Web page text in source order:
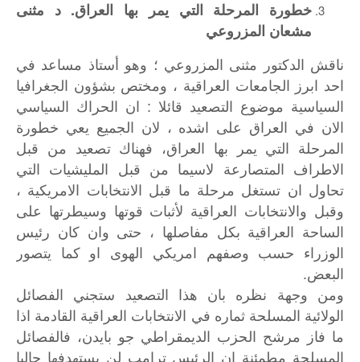
خطورة المرحلة التي يمر بها العراق. د مثنى
مشعان المزروعي
ناقش الدكتور مثنى المزروعي ؛ وهو أستاذ مساعد في
احد ابرز الجامعات العراقية ، ومختص بشؤون الجغرافيا
السياسية موضوع التصعيد قائلا : ان الحراك السياسي
الان في العراق على اشده ، لان الجميع يعي خطورة
المرحلة التي يمر بها العراق، فهناك تصعيد من قبل
الاطراف المتصارعة لاسيما من قبل المليشيات التي
تحاول ان تستغل مرحلة ما قبل الانتخابات الامريكية ،
وقبل والانتخابات العراقية لأثبات قوتها وسيطرتها على
الساحة العراقية بكل مفاصلها ، حتى وان كان رئيس
الوزراء حسب وصفهم امريكي الهوى او كما يتصور
البعض.
ومن وجهة نظره بان هذا التصعيد ستجني الفصائل
الولائية المسلحة ثماره في الانتخابات العراقية القادمة اذا
ما فاز مرشح الحزب الديمقراطي جو بايدن، فالفصائل
المسلحة مطمئنة ان الرئيس ترامب لن يستهدفها حاليا